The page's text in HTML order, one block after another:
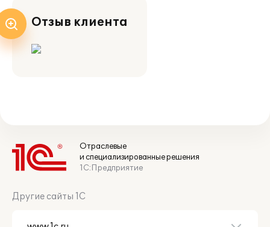
Отзыв клиента
Отраслевые
и специализированные решения
1С:Предприятие
Другие сайты 1С